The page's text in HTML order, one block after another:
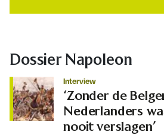
Dossier Napoleon
Interview
‘Zonder de
Nederlanders
nooit verslagen’